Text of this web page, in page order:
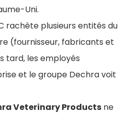
Uni.
rachète plusieurs entités du
(fournisseur, fabricants et
tard, les employés
et le groupe Dechra voit
Veterinary Products ne